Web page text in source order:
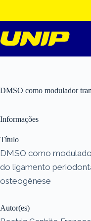
o
conteúdo
DMSO como modulador
Informações
Título
DMSO como
do ligamento
osteogênese
Autor(es)